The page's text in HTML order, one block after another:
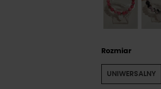
Rozmiar
UNIWERSALNY